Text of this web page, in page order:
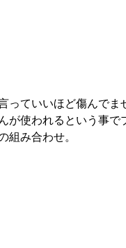
っていいほど傷んでま
が使われるという事で
組み合わせ。